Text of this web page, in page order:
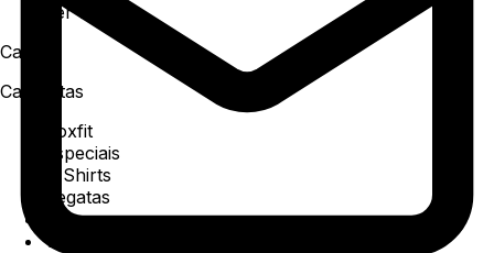
Ver todos
Camisa
Camisetas
Boxfit
Especiais
T-Shirts
Regatas
Polo
Ver todos